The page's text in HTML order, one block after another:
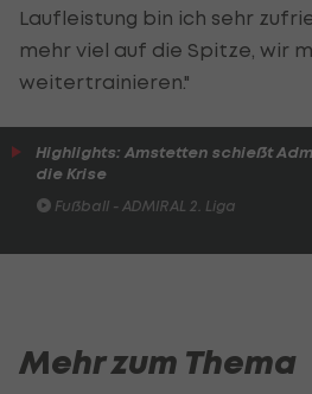
Laufleistung bin ich sehr
mehr viel auf die Spitze, wir
weitertrainieren."
Highlights: Amstetten schießt
die Krise
Fußball - ADMIRAL 2. Liga
Mehr zum Thema